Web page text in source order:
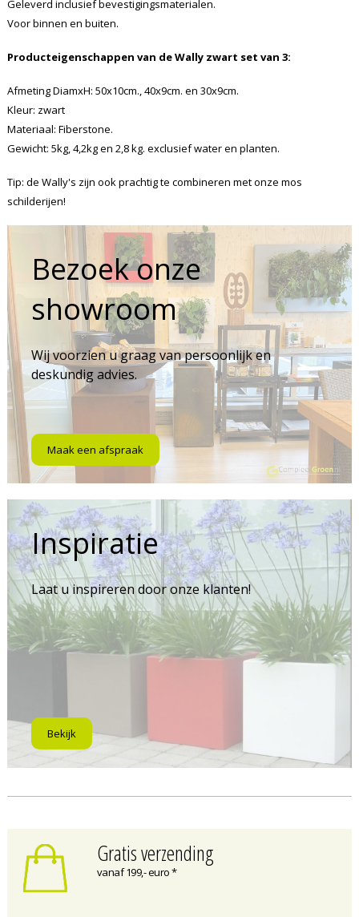
Geleverd inclusief bevestigingsmaterialen.
Voor binnen en buiten.
Producteigenschappen van de Wally zwart set van 3:
Afmeting DiamxH: 50x10cm., 40x9cm. en 30x9cm.
Kleur: zwart
Materiaal: Fiberstone.
Gewicht: 5kg, 4,2kg en 2,8 kg. exclusief water en planten.
Tip: de Wally's zijn ook prachtig te combineren met onze mos
schilderijen!
Bezoek onze
showroom
Wij voorzien u graag van persoonlijk en
deskundig advies.
Maak een afspraak
Inspiratie
Laat u inspireren door onze klanten!
Bekijk
Gratis verzending
vanaf 199,- euro *